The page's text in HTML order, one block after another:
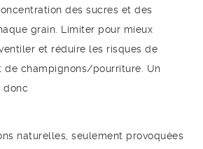
des sucres et des
grain. Limiter pour mieux
et réduire les risques de
de champignons/pourriture. Un
donc
naturelles, seulement provoquées